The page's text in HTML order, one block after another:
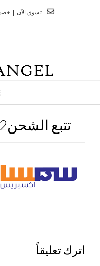
تسوق الآن | خصم 10% على جميع
تتبع الشحن2 | متجر ليدي انجل
اترك تعليقاً